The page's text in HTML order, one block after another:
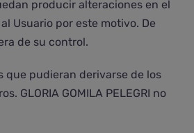
producir alteraciones en el
Usuario por este motivo. De
de su control.
que pudieran derivarse de los
GLORIA GOMILA PELEGRI no